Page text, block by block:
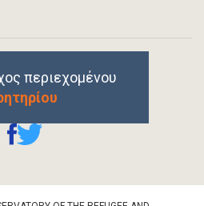
περιεχομένου